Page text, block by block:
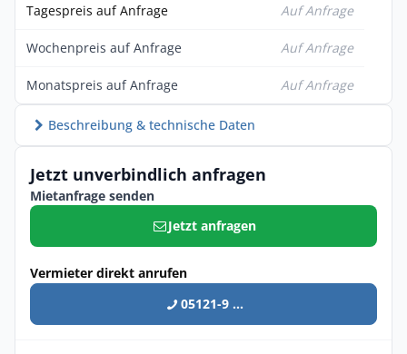
Tagespreis auf Anfrage Auf Anfrage
Wochenpreis auf Anfrage Auf Anfrage
Monatspreis auf Anfrage Auf Anfrage
Beschreibung & technische Daten
Jetzt unverbindlich anfragen
Mietanfrage senden
Jetzt anfragen
Vermieter direkt anrufen
05121-9 ...